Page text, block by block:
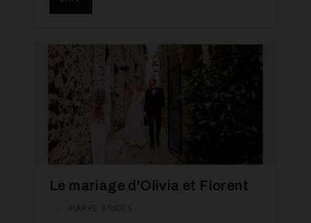
Le mariage d'Olivia et Florent